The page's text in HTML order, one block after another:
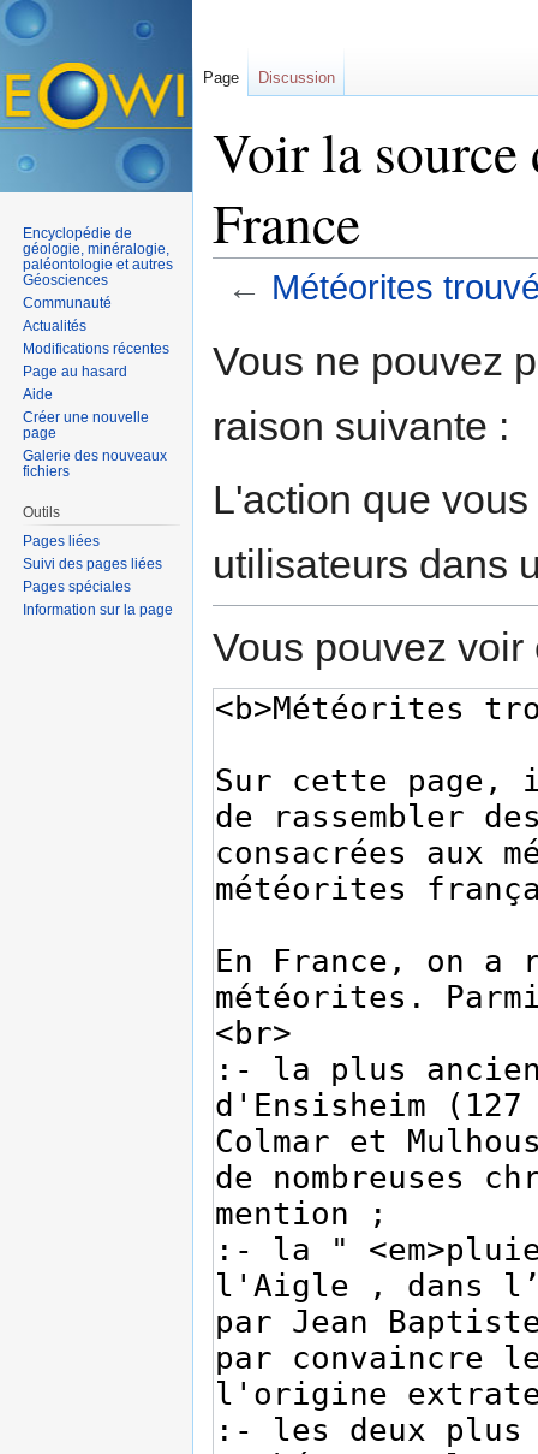
Voir la source
France
← Météorites
Vous ne pouvez
raison suivante :
L'action que
utilisateurs dans
Vous pouvez
Page Discussion
Encyclopédie de
géologie, minéralogie,
paléontologie et autres
Géosciences
Communauté
Actualités
Modifications récentes
Page au hasard
Aide
Créer une nouvelle
page
Galerie des nouveaux
fichiers
Outils
Pages liées
Suivi des pages liées
Pages spéciales
Information sur la page